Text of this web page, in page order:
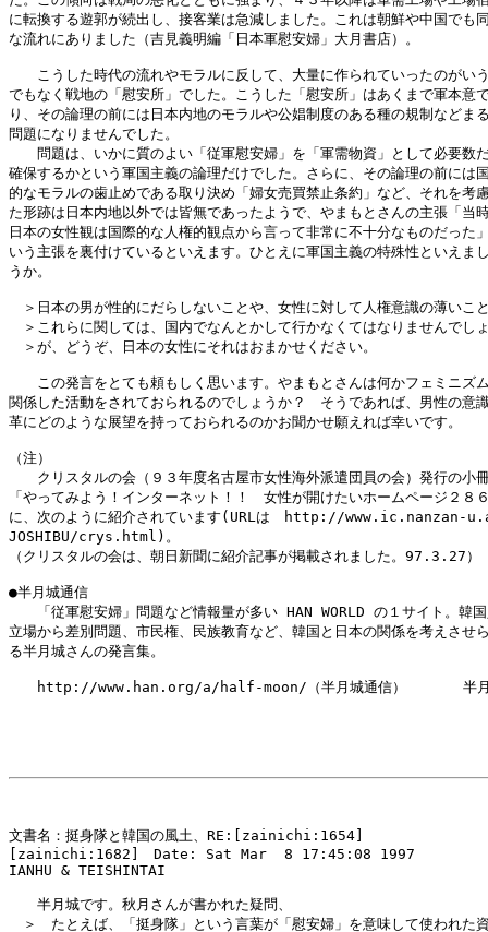
に転換する遊郭が続出し、接客業は急減しました。これは朝鮮や中国でも
な流れにありました（吉見義明編「日本軍慰安婦」大月書店）。
こうした時代の流れやモラルに反して、大量に作られていったのがい
でもなく戦地の「慰安所」でした。こうした「慰安所」はあくまで軍本意
り、その論理の前には日本内地のモラルや公娼制度のある種の規制などま
問題になりませんでした。
問題は、いかに質のよい「従軍慰安婦」を「軍需物資」として必要数
確保するかという軍国主義の論理だけでした。さらに、その論理の前には
的なモラルの歯止めである取り決め「婦女売買禁止条約」など、それを考
た形跡は日本内地以外では皆無であったようで、やまもとさんの主張「当
日本の女性観は国際的な人権的観点から言って非常に不十分なものだった
いう主張を裏付けているといえます。ひとえに軍国主義の特殊性といえま
うか。
＞日本の男が性的にだらしないことや、女性に対して人権意識の薄いこ
＞これらに関しては、国内でなんとかして行かなくてはなりませんでし
＞が、どうぞ、日本の女性にそれはおまかせください。
この発言をとても頼もしく思います。やまもとさんは何かフェミニズ
関係した活動をされておられるのでしょうか？　そうであれば、男性の意
革にどのような展望を持っておられるのかお聞かせ願えれば幸いです。
（注）
クリスタルの会（９３年度名古屋市女性海外派遣団員の会）発行の小
「やってみよう！インターネット！！　女性が開けたいホームページ２８
に、次のように紹介されています(URLは　http://www.ic.nanzan-
JOSHIBU/crys.html)。
（クリスタルの会は、朝日新聞に紹介記事が掲載されました。97.3.27）
●半月城通信
「従軍慰安婦」問題など情報量が多い HAN WORLD の１サイト。韓
立場から差別問題、市民権、民族教育など、韓国と日本の関係を考えさせ
る半月城さんの発言集。
http://www.han.org/a/half-moon/（半月城通信）　　　　半
文書名：挺身隊と韓国の風土、RE:[zainichi:1654]
[zainichi:1682]　Date: Sat Mar  8 17:45:08 1997
IANHU & TEISHINTAI
半月城です。秋月さんが書かれた疑問、
＞　たとえば、「挺身隊」という言葉が「慰安婦」を意味して使われた